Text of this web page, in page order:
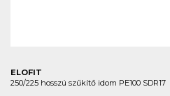
ELOFIT
250/225 hosszú szűkítő idom PE100 SDR17